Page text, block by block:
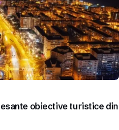
obiective turistice din